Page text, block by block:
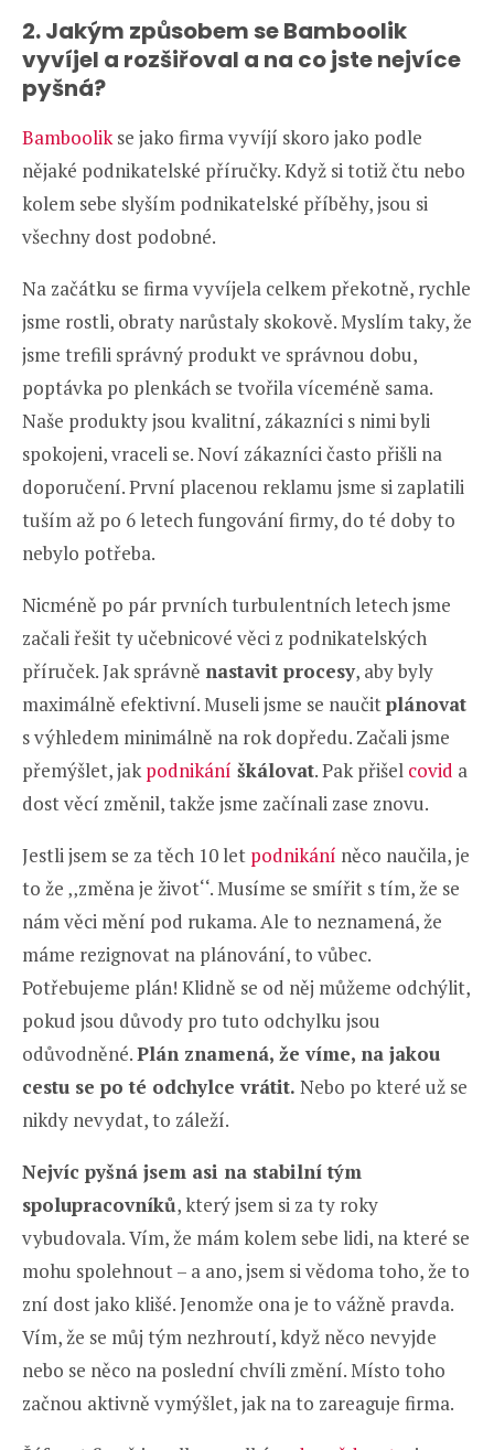
2. Jakým způsobem se Bamboolik
vyvíjel a rozšiřoval a na co jste nejvíce
pyšná?
Bamboolikse jako firma vyvíjí skoro jako podle
nějaké podnikatelské příručky. Když si totiž čtu nebo
kolem sebe slyším podnikatelské příběhy, jsou si
všechny dost podobné.
Na začátku se firma vyvíjela celkem překotně, rychle
jsme rostli, obraty narůstaly skokově. Myslím taky, že
jsme trefili správný produkt ve správnou dobu,
poptávka po plenkách se tvořila víceméně sama.
Naše produkty jsou kvalitní, zákazníci s nimi byli
spokojeni, vraceli se. Noví zákazníci často přišli na
doporučení. První placenou reklamu jsme si zaplatili
tuším až po 6 letech fungování firmy, do té doby to
nebylo potřeba.
Nicméně po pár prvních turbulentních letech jsme
začali řešit ty učebnicové věci z podnikatelských
příruček. Jak správně nastavit procesy, aby byly
maximálně efektivní. Museli jsme se naučitplánovat
s výhledem minimálně na rok dopředu. Začali jsme
přemýšlet, jakpodnikání škálovat. Pak přišel covid a
dost věcí změnil, takže jsme začínali zase znovu.
Jestli jsem se za těch 10 let podnikání něco naučila, je
to že ‚‚změna je život‘‘. Musíme se smířit s tím, že se
nám věci mění pod rukama. Ale to neznamená, že
máme rezignovat na plánování, to vůbec.
Potřebujeme plán! Klidně se od něj můžeme odchýlit,
pokud jsou důvody pro tuto odchylku jsou
odůvodněné.Plán znamená, že víme, na jakou
cestu se po té odchylce vrátit. Nebo po které už se
nikdy nevydat, to záleží.
Nejvíc pyšná jsem asi na stabilní tým
spolupracovníků, který jsem si za ty roky
vybudovala. Vím, že mám kolem sebe lidi, na které se
mohu spolehnout – a ano, jsem si vědoma toho, že to
zní dost jako klišé. Jenomže ona je to vážně pravda.
Vím, že se můj tým nezhroutí, když něco nevyjde
nebo se něco na poslední chvíli změní. Místo toho
začnou aktivně vymýšlet, jak na to zareaguje firma.